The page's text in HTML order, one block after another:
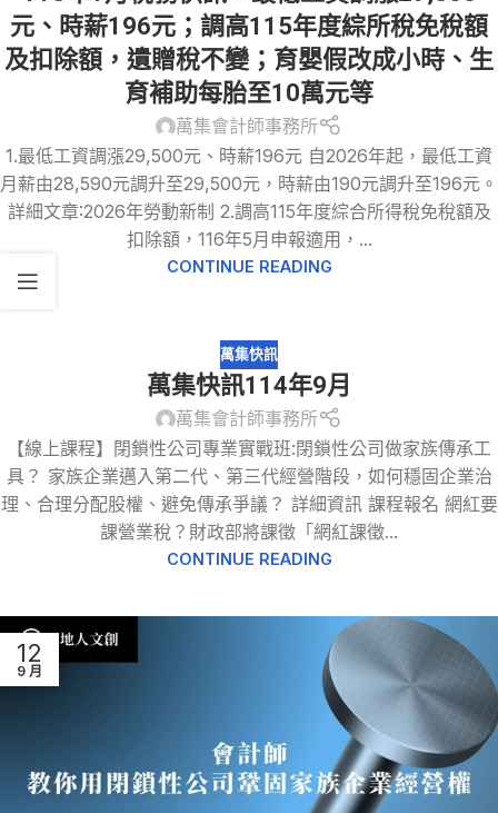
元、時薪196元；調高115年度綜所稅免稅額
及扣除額，遺贈稅不變；育嬰假改成小時、生
育補助每胎至10萬元等
萬集會計師事務所
1.最低工資調漲29,500元、時薪196元 自2026年起，最低工資
月薪由28,590元調升至29,500元，時薪由190元調升至196元。
詳細文章:2026年勞動新制 2.調高115年度綜合所得稅免稅額及
扣除額，116年5月申報適用，...
CONTINUE READING
萬集快訊
萬集快訊114年9月
萬集會計師事務所
【線上課程】閉鎖性公司專業實戰班:閉鎖性公司做家族傳承工
具？ 家族企業邁入第二代、第三代經營階段，如何穩固企業治
理、合理分配股權、避免傳承爭議？ 詳細資訊 課程報名 網紅要
課營業稅？財政部將課徵「網紅課徵...
CONTINUE READING
12
9 月